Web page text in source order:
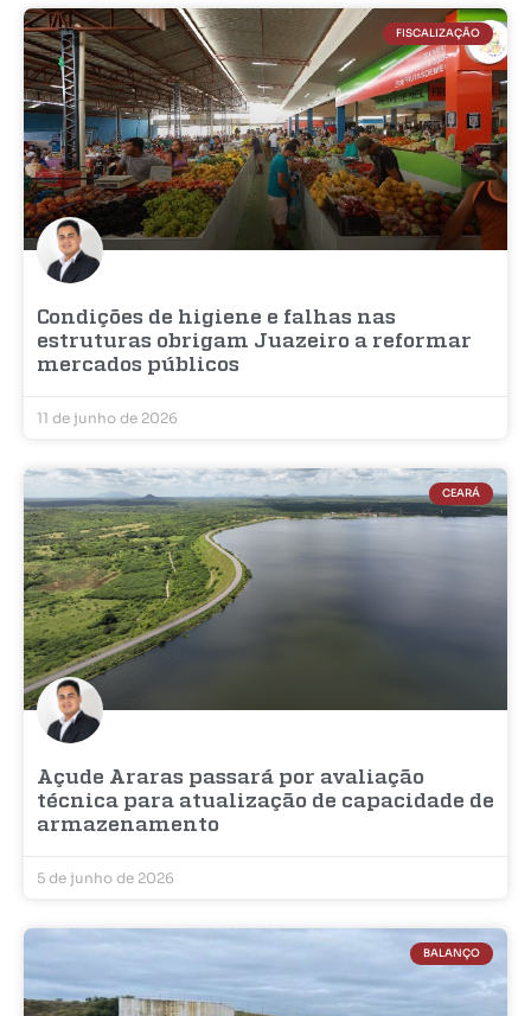
FISCALIZAÇÃO
Condições de higiene e falhas nas
estruturas obrigam Juazeiro a reformar
mercados públicos
11 de junho de 2026
CEARÁ
Açude Araras passará por avaliação
técnica para atualização de capacidade de
armazenamento
5 de junho de 2026
BALANÇO